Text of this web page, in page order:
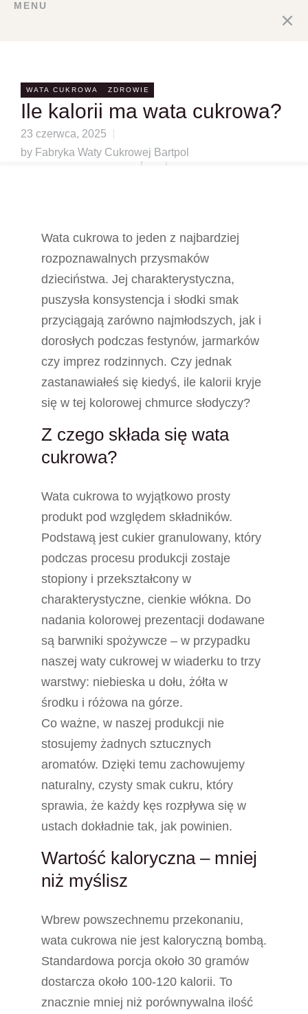
WATA CUKROWA ZDROWIE
Ile kalorii ma wata cukrowa?
23 czerwca, 2025
by Fabryka Waty Cukrowej Bartpol
Wata cukrowa to jeden z najbardziej
rozpoznawalnych przysmaków
dzieciństwa. Jej charakterystyczna,
puszysła konsystencja i słodki smak
przyciągają zarówno najmłodszych, jak i
dorosłych podczas festynów, jarmarków
czy imprez rodzinnych. Czy jednak
zastanawiałeś się kiedyś, ile kalorii kryje
się w tej kolorowej chmurce słodyczy?
Z czego składa się wata
cukrowa?
Wata cukrowa to wyjątkowo prosty
produkt pod względem składników.
Podstawą jest cukier granulowany, który
podczas procesu produkcji zostaje
stopiony i przekształcony w
charakterystyczne, cienkie włókna. Do
nadania kolorowej prezentacji dodawane
są barwniki spożywcze – w przypadku
naszej waty cukrowej w wiaderku to trzy
warstwy: niebieska u dołu, żółta w
środku i różowa na górze.
Co ważne, w naszej produkcji nie
stosujemy żadnych sztucznych
aromatów. Dzięki temu zachowujemy
naturalny, czysty smak cukru, który
sprawia, że każdy kęs rozpływa się w
ustach dokładnie tak, jak powinien.
Wartość kaloryczna – mniej
niż myślisz
Wbrew powszechnemu przekonaniu,
wata cukrowa nie jest kaloryczną bombą.
Standardowa porcja około 30 gramów
dostarcza około 100-120 kalorii. To
znacznie mniej niż porównywalna ilość
MENU